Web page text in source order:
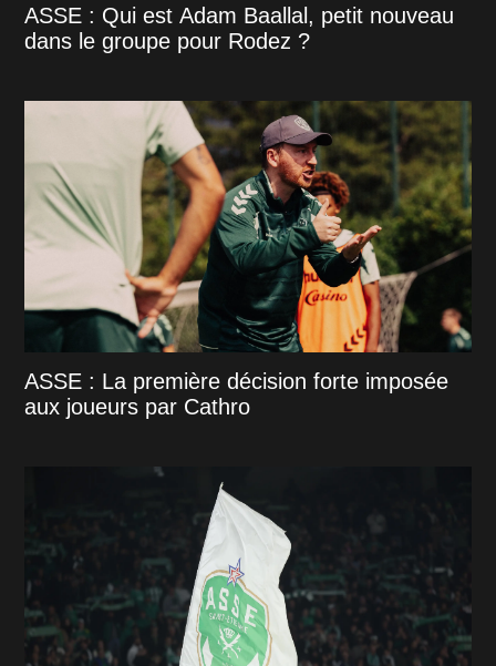
ASSE : Qui est Adam Baallal, petit nouveau
dans le groupe pour Rodez ?
ASSE : La première décision forte imposée
aux joueurs par Cathro